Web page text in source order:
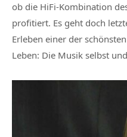
ob die HiFi-Kombination
profitiert. Es geht doch
Erleben einer der
Leben: Die Musik selbst